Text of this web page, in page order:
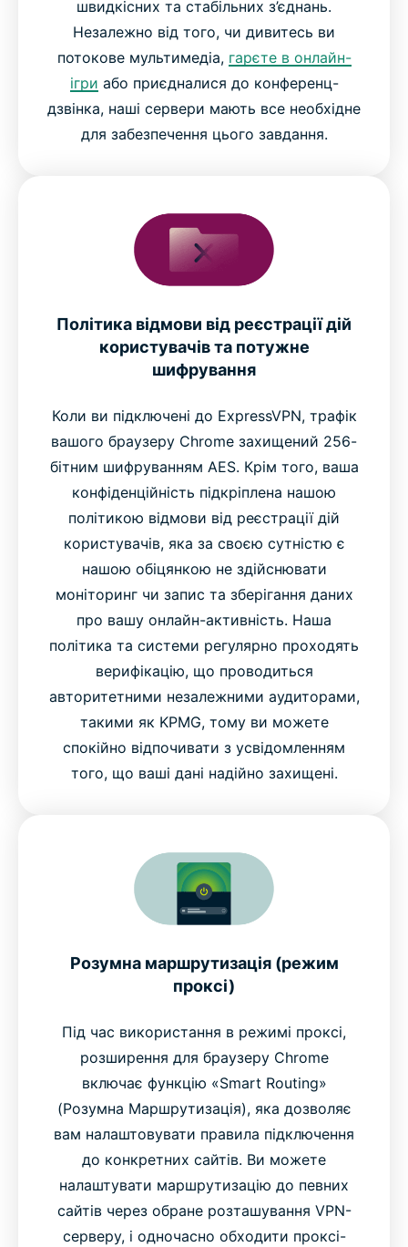
швидкісних та стабільних з’єднань.
Незалежно від того, чи дивитесь ви
потокове мультимедіа, гарєте в онлайн-
ігри або приєдналися до конференц-
дзвінка, наші сервери мають все необхідне
для забезпечення цього завдання.
Політика відмови від реєстрації дій
користувачів та потужне
шифрування
Коли ви підключені до ExpressVPN, трафік
вашого браузеру Chrome захищений 256-
бітним шифруванням AES. Крім того, ваша
конфіденційність підкріплена нашою
політикою відмови від реєстрації дій
користувачів, яка за своєю сутністю є
нашою обіцянкою не здійснювати
моніторинг чи запис та зберігання даних
про вашу онлайн-активність. Наша
політика та системи регулярно проходять
верифікацію, що проводиться
авторитетними незалежними аудиторами,
такими як KPMG, тому ви можете
спокійно відпочивати з усвідомленням
того, що ваші дані надійно захищені.
Розумна маршрутизація (режим
проксі)
Під час використання в режимі проксі,
розширення для браузеру Chrome
включає функцію «Smart Routing»
(Розумна Маршрутизація), яка дозволяє
вам налаштовувати правила підключення
до конкретних сайтів. Ви можете
налаштувати маршрутизацію до певних
сайтів через обране розташування VPN-
серверу, і одночасно обходити проксі-